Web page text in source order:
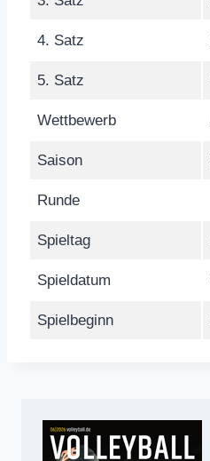
4. Satz
5. Satz
Wettbewerb
Saison
Runde
Spieltag
Spieldatum
Spielbeginn